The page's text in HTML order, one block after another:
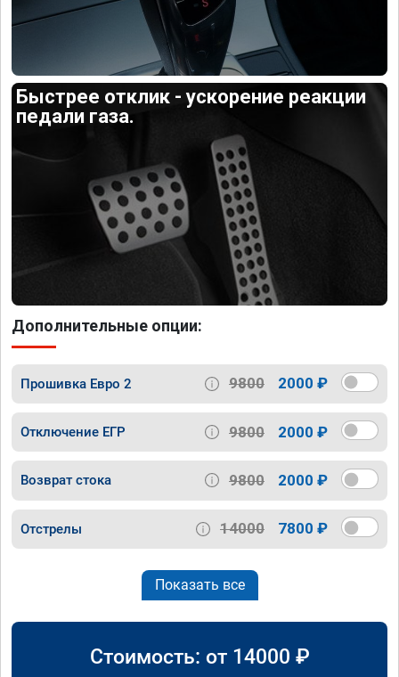
Быстрее отклик - ускорение реакции
педали газа.
Дополнительные опции:
Прошивка Евро 2 9800 2000 ₽
Отключение ЕГР 9800 2000 ₽
Возврат стока 9800 2000 ₽
Отстрелы 14000 7800 ₽
Показать все
Стоимость: от 14000 ₽